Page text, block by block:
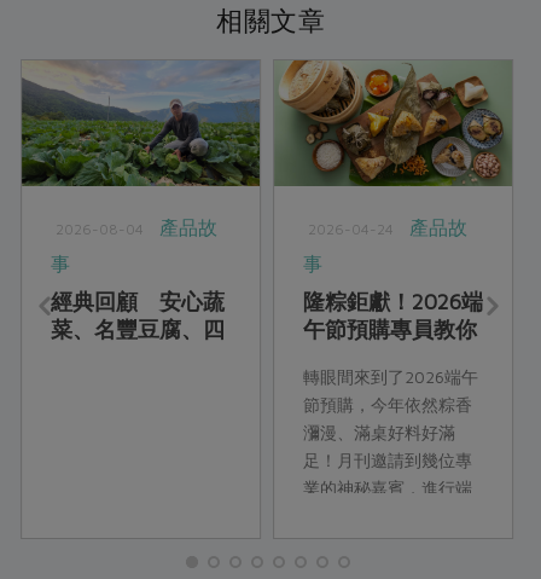
相關文章
2026-08-04
產品故
事
經典回顧 安心蔬
菜、名豐豆腐、四
2026-04-24
產品故
事
隆粽鉅獻！2026端
午節預購專員教你
轉眼間來到了2026端午
節預購，今年依然粽香
瀰漫、滿桌好料好滿
足！月刊邀請到幾位專
業的神秘嘉賓，進行端
到端午廣播電台，合作